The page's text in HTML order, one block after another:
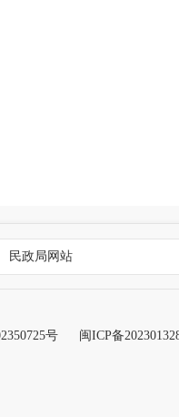
民政局网站
号 闽ICP备